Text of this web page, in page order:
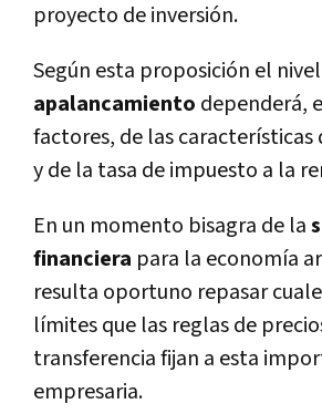
proyecto de inversión.
Según esta proposición el
apalancamiento dependerá,
factores, de las características
y de la tasa de impuesto a la
En un momento bisagra de la
financiera para la economía
resulta oportuno repasar
límites que las reglas de
transferencia fijan a esta
empresaria.